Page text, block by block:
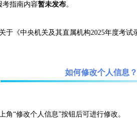
考指南内容暂未发布。
《中央机关及其直属机构2025年度考试
如何修改个人信息？
“修改个人信息”按钮后可进行修改。